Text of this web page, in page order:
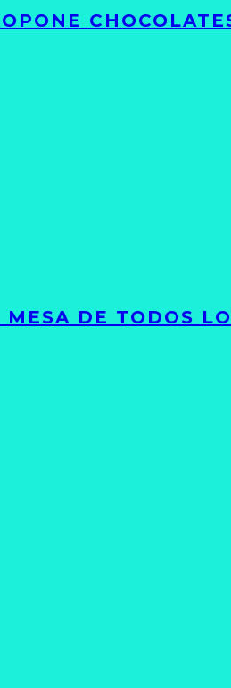
DE TODOS